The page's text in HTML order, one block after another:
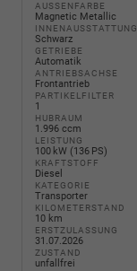
AUSSENFARBE
Magnetic Metallic
INNENAUSSTATTUNG
Schwarz
GETRIEBE
Automatik
ANTRIEBSACHSE
Frontantrieb
PARTIKELFILTER
1
HUBRAUM
1.996 ccm
LEISTUNG
100 kW (136 PS)
KRAFTSTOFF
Diesel
KATEGORIE
Transporter
KILOMETERSTAND
10 km
ERSTZULASSUNG
31.07.2026
ZUSTAND
unfallfrei